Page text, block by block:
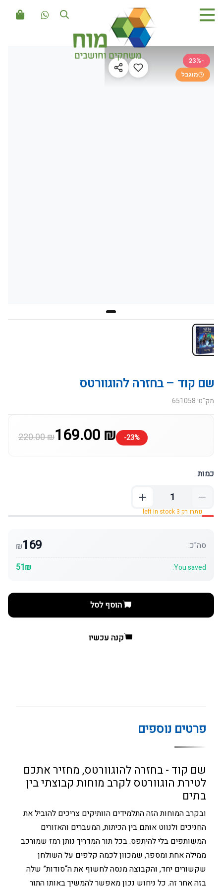
-23%
מוגבל
שם קוד – בחזרה להוגוורטס
מק"ט: 651058
220.00 ₪169.00 ₪ -23%
כמות
נותרו רק 3 left in stock
סה"כ: 169
₪
You saved:
51₪
הוסף לסל
קנה עכשיו
פרטים נוספים
שם קוד - בחזרה להוגוורטס, מחזיר אתכם
לטירת הוגוורטס לקרב מוחות קבוצתי בין
בתים
ובקרב המוחות הזה התלמידים הוותיקים צריכים להוביל את
החניכים ולנווט אותם בין הכיתות, המעברים והאזורים
המשותפים בלי להיתפס. בכל תור המדריך נותן רמז שמורכב
ממילה אחת ומספר, שמכוון לכמה קלפים על השולחן
שקשורים יחד, והקבוצה מנסה לחשוף את ה“סודות” שלה
בזה אחר זה. כל ניחוש נכון מאפשר להמשיך באותו התור